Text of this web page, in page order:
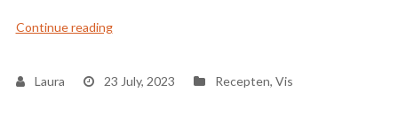
Continue reading“Garnalenkroket”
Laura 23 July, 2023 Recepten, Vis